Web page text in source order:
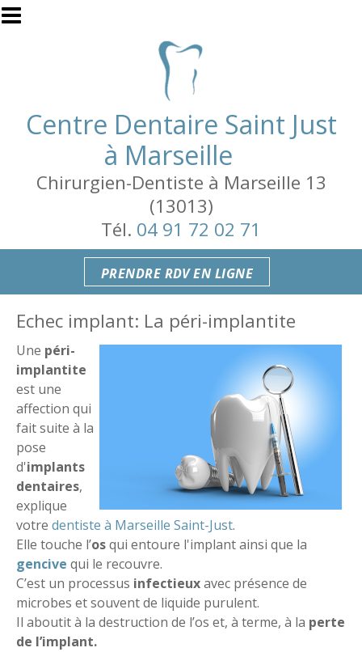
Aller au contenu principal
Centre Dentaire Saint Just
à Marseille
Chirurgien-Dentiste à Marseille 13
(13013)
Tél. 04 91 72 02 71
PRENDRE RDV EN LIGNE
Echec implant: La péri-implantite
Une péri-
implantite
est une
affection qui
fait suite à la
pose
d'implants
dentaires,
explique
votre dentiste à Marseille Saint-Just.
Elle touche l’osqui entoure l'implant ainsi que la
gencive qui le recouvre.
C’est un processus infectieuxavec présence de
microbes et souvent de liquide purulent.
Il aboutit à la destruction de l’os et, à terme, à la perte
de l’implant.